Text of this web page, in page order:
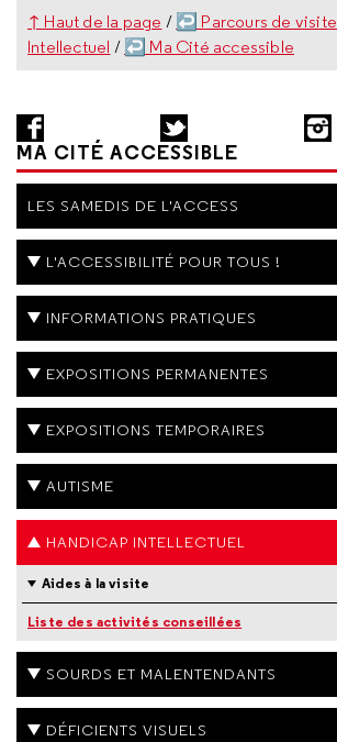
↑ Haut de la page / ↩ Parcours de visite
Intellectuel / ↩ Ma Cité accessible
MA CITÉ ACCESSIBLE
LES SAMEDIS DE L'ACCESS
L'ACCESSIBILITÉ POUR TOUS !
INFORMATIONS PRATIQUES
EXPOSITIONS PERMANENTES
EXPOSITIONS TEMPORAIRES
AUTISME
HANDICAP INTELLECTUEL
Aides à la visite
Liste des activités conseillées
SOURDS ET MALENTENDANTS
DÉFICIENTS VISUELS